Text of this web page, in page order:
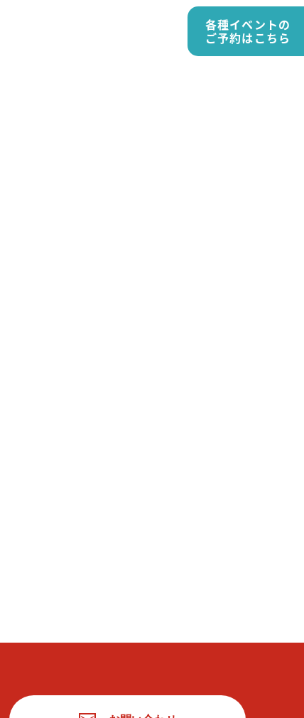
各種イベントの
ご予約はこちら